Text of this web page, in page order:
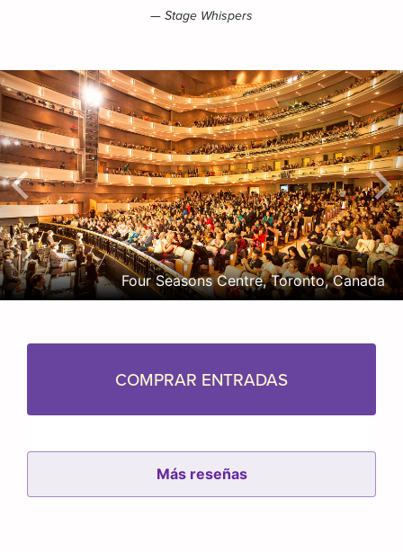
— Stage Whispers
Four Seasons Centre, Toronto, Canada
COMPRAR ENTRADAS
Más reseñas